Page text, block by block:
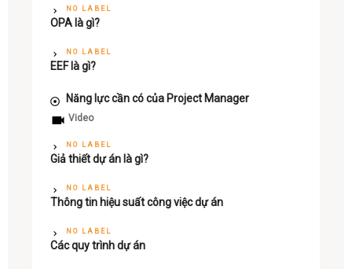
NO LABEL
OPA là gì?
NO LABEL
EEF là gì?
Năng lực cần có của Project Manager
Video
NO LABEL
Giả thiết dự án là gì?
NO LABEL
Thông tin hiệu suất công việc dự án
NO LABEL
Các quy trình dự án